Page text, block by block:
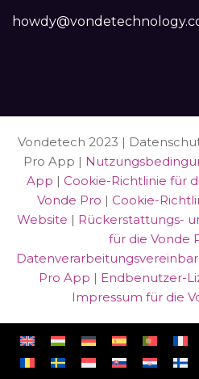
Vondetech 2023 |
Pro App |
App | Cookie-Richtlinie für
Vonde Pro | Cookie-
Website | Rückerstattungs-
für die Vonde
Pro App | Endbenutzer-
Impressum für die